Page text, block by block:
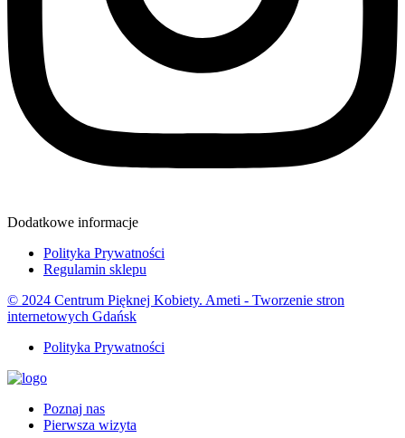
Dodatkowe informacje
Polityka Prywatności
Regulamin sklepu
© 2024 Centrum Pięknej Kobiety. Ameti - Tworzenie stron
internetowych Gdańsk
Polityka Prywatności
Poznaj nas
Pierwsza wizyta